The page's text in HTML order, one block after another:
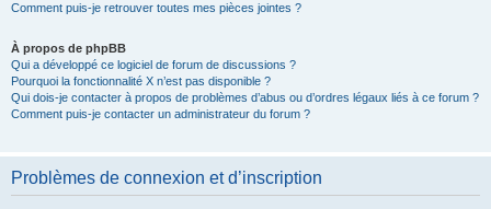
Comment puis-je retrouver toutes mes pièces jointes ?
À propos de phpBB
Qui a développé ce logiciel de forum de discussions ?
Pourquoi la fonctionnalité X n’est pas disponible ?
Qui dois-je contacter à propos de problèmes d’abus ou d’ordres légaux liés à ce forum ?
Comment puis-je contacter un administrateur du forum ?
Problèmes de connexion et d’inscription